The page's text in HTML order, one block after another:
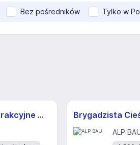
Bez pośredników Tylko w
Operator żurawia | Atrakcyjne Warunki Brygadzista
ALP